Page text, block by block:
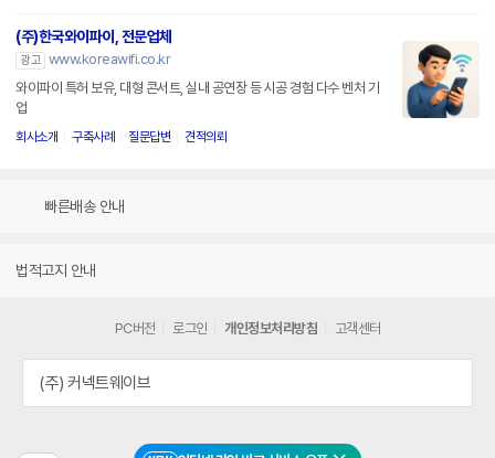
(주)한국와이파이, 전문업체
광고 www.koreawifi.co.kr
와이파이 특허 보유, 대형 콘서트, 실내 공연장 등 시공 경험 다수 벤처 기
업
회사소개 구축사례 질문답변 견적의뢰
빠른배송 안내
법적고지 안내
PC버전 로그인 개인정보처리방침 고객센터
(주) 커넥트웨이브